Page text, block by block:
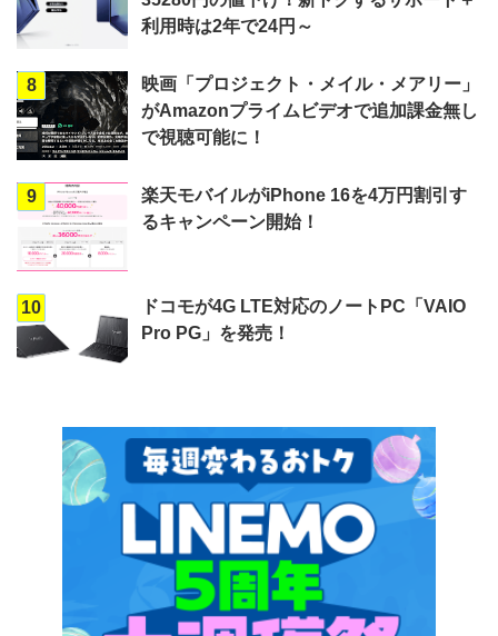
利用時は2年で24円～
8
映画「プロジェクト・メイル・メアリー」
がAmazonプライムビデオで追加課金無し
で視聴可能に！
9
楽天モバイルがiPhone 16を4万円割引す
るキャンペーン開始！
10
ドコモが4G LTE対応のノートPC「VAIO
Pro PG」を発売！